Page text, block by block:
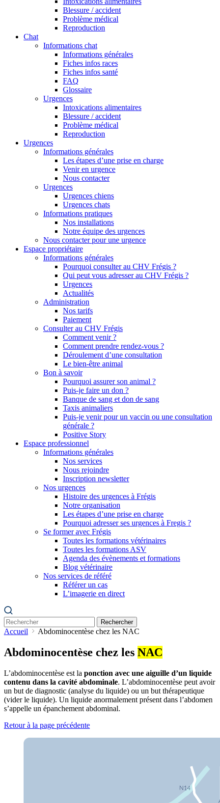
Blessure / accident
Problème médical
Reproduction
Chat
Informations chat
Informations générales
Fiches infos races
Fiches infos santé
FAQ
Glossaire
Urgences
Intoxications alimentaires
Blessure / accident
Problème médical
Reproduction
Urgences
Informations générales
Les étapes d’une prise en charge
Venir en urgence
Nous contacter
Urgences
Urgences chiens
Urgences chats
Informations pratiques
Nos installations
Notre équipe des urgences
Nous contacter pour une urgence
Espace propriétaire
Informations générales
Pourquoi consulter au CHV Frégis ?
Qui peut vous adresser au CHV Frégis ?
Urgences
Actualités
Administration
Nos tarifs
Paiement
Consulter au CHV Frégis
Comment venir ?
Comment prendre rendez-vous ?
Déroulement d’une consultation
Le bien-être animal
Bon à savoir
Pourquoi assurer son animal ?
Puis-je faire un don ?
Banque de sang et don de sang
Taxis animaliers
Puis-je venir pour un vaccin ou une consultation
générale ?
Positive Story
Espace professionnel
Informations générales
Nos services
Nous rejoindre
Inscription newsletter
Nos urgences
Histoire des urgences à Frégis
Notre organisation
Les étapes d’une prise en charge
Pourquoi adresser ses urgences à Fregis ?
Se former avec Frégis
Toutes les formations vétérinaires
Toutes les formations ASV
Agenda des évènements et formations
Blog vétérinaire
Nos services de référé
Référer un cas
L’imagerie en direct
Rechercher
Accueil Abdominocentèse chez les NAC
Abdominocentèse chez les NAC
L’abdominocentèse est la ponction avec une aiguille d’un liquide
contenu dans la cavité abdominale. L’abdominocentèse peut avoir
un but de diagnostic (analyse du liquide) ou un but thérapeutique
(vider le liquide). Un liquide anormalement présent dans l’abdomen
s’appelle un épanchement abdominal.
Retour à la page précédente